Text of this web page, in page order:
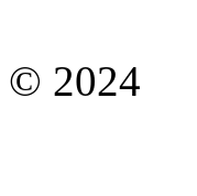
© 2024